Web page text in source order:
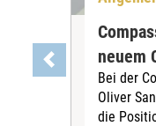
neuem
Bei der
Oliver
die